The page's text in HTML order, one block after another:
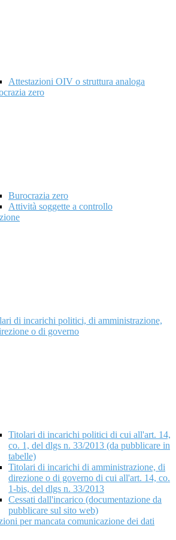
Attestazioni OIV o struttura analoga
zero
Burocrazia zero
Attività soggette a controllo
di incarichi politici, di amministrazione,
o di governo
Titolari di incarichi politici di cui all'art. 14,
co. 1, del dlgs n. 33/2013 (da pubblicare in
tabelle)
Titolari di incarichi di amministrazione, di
direzione o di governo di cui all'art. 14, co.
1-bis, del dlgs n. 33/2013
Cessati dall'incarico (documentazione da
pubblicare sul sito web)
per mancata comunicazione dei dati